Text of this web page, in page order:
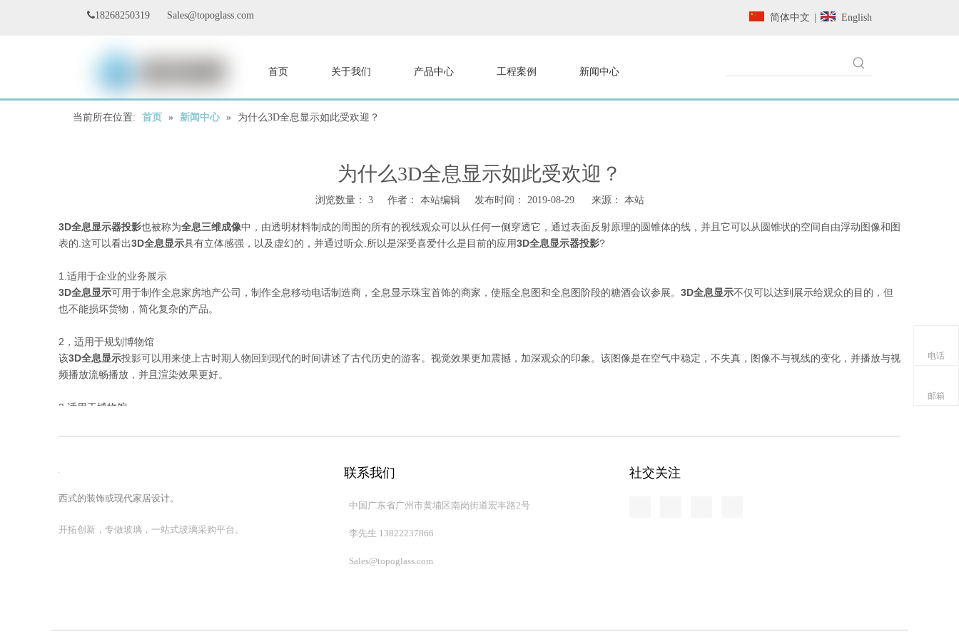
18268250319 Sales@topoglass.com 简体中文 English
首页 关于我们 产品中心 工程案例 新闻中心
联系我们
当前所在位置: 首页 » 新闻中心 » 为什么3D全息显示如此受欢迎？
为什么3D全息显示如此受欢迎？
浏览数量： 3作者： 本站编辑 发布时间： 2019-08-29 来源： 本站
3D全息显示器投影也被称为全息三维成像中，由透明材料制成的周围的所有的视线观众可以从任何一侧穿透它，通过表面反射原理的圆锥体的线，并且它可以从圆锥状的空间自由浮动图像和图
表的.这可以看出3D全息显示具有立体感强，以及虚幻的，并通过听众.所以是深受喜爱什么是目前的应用3D全息显示器投影?
1.适用于企业的业务展示
3D全息显示可用于制作全息家房地产公司，制作全息移动电话制造商，全息显示珠宝首饰的商家，使瓶全息图和全息图阶段的糖酒会议参展。 3D全息显示不仅可以达到展示给观众的目的，但
也不能损坏货物，简化复杂的产品。
2，适用于规划博物馆
该3D全息显示投影可以用来使上古时期人物回到现代的时间讲述了古代历史的游客。视觉效果更加震撼，加深观众的印象。该图像是在空气中稳定，不失真，图像不与视线的变化，并播放与视
频播放流畅播放，并且渲染效果更好。
3.适用于博物馆
气中，悬浮在空间的图像可以显示在一个连续360度显示旋转，逼真，无物理显示，以避免文物损坏。
3D全息投影技术 是目前显示技术，备受关注的显示器行业，这是从传统的平面显示器不同。该
投影技术显示产品信息和产品生动地以其独特显示功能和交互式体验功能的内部结
该3D全息显示形成可与在同一时间所述真实对象进行组合的空间像。它是虚与实的完美结合，并能起到很好的互动效应。
电话
邮箱
西式的装饰或现代家居设计。
开拓创新，专做玻璃，一站式玻璃采购平台。
联系我们
中国广东省广州市黄埔区南岗街道宏丰路2号
李先生 13822237866
Sales@topoglass.com
社交关注